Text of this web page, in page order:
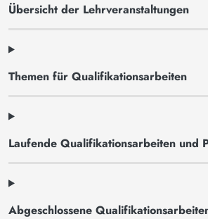
Übersicht der Lehrveranstaltungen
Themen für Qualifikationsarbeiten
Laufende Qualifikationsarbeiten und
Abgeschlossene